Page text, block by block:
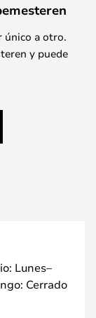
único a otro.
y puede
Lunes–
Cerrado